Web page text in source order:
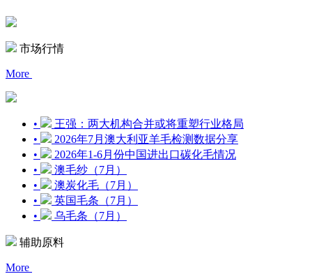
市场行情
More
•
王强：两大机构合并或将重塑行业格局
•
2026年7月澳大利亚羊毛检测数据分享
•
2026年1-6月份中国进出口碳化毛情况
•
澳毛纱（7月）
•
澳炭化毛（7月）
•
英国毛条（7月）
•
乌毛条（7月）
辅助原料
More